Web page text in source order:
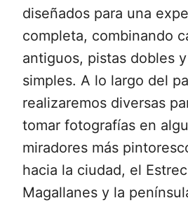
diseñados para una
completa, combinando
antiguos, pistas dobles
simples. A lo largo del
realizaremos diversas
tomar fotografías en
miradores más
hacia la ciudad, el
Magallanes y la